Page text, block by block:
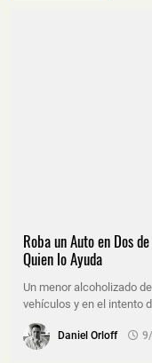
Roba un Auto en Dos
Quien lo Ayuda
Un menor alcoholizado
vehículos y en el intento
Daniel Orloff